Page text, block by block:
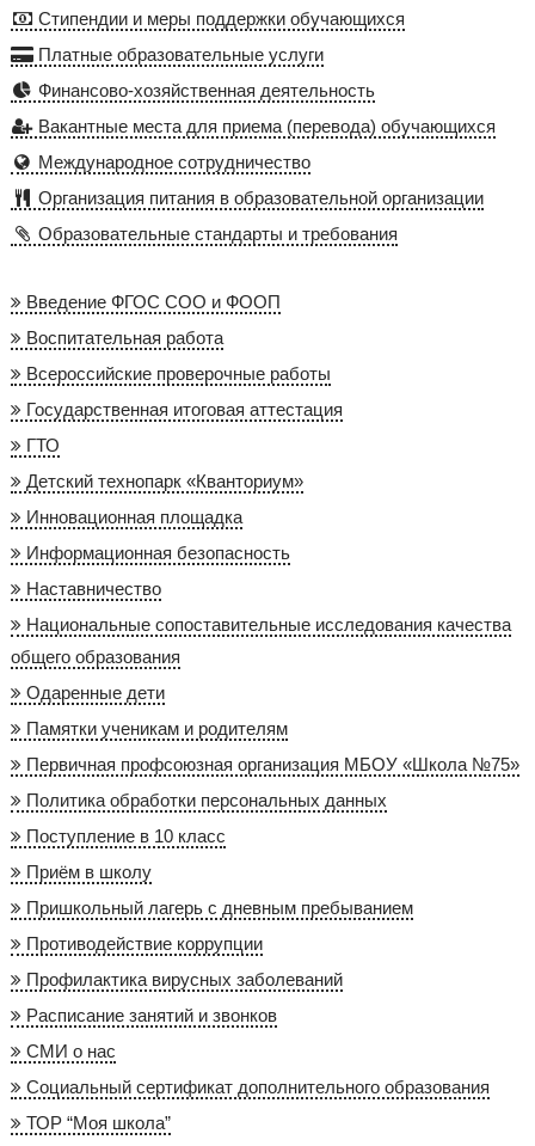
Стипендии и меры поддержки обучающихся
Платные образовательные услуги
Финансово-хозяйственная деятельность
Вакантные места для приема (перевода) обучающихся
Международное сотрудничество
Организация питания в образовательной организации
Образовательные стандарты и требования
Введение ФГОС СОО и ФООП
Воспитательная работа
Всероссийские проверочные работы
Государственная итоговая аттестация
ГТО
Детский технопарк «Кванториум»
Инновационная площадка
Информационная безопасность
Наставничество
Национальные сопоставительные исследования качества
общего образования
Одаренные дети
Памятки ученикам и родителям
Первичная профсоюзная организация МБОУ «Школа №75»
Политика обработки персональных данных
Поступление в 10 класс
Приём в школу
Пришкольный лагерь с дневным пребыванием
Противодействие коррупции
Профилактика вирусных заболеваний
Расписание занятий и звонков
СМИ о нас
Социальный сертификат дополнительного образования
ТОР “Моя школа”